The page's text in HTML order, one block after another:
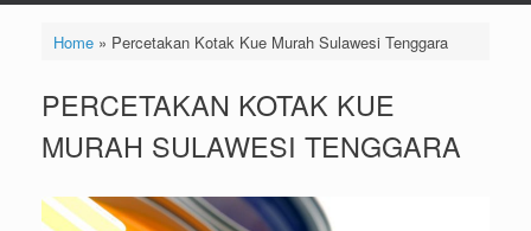
Home» Percetakan Kotak Kue Murah Sulawesi Tenggara
PERCETAKAN KOTAK KUE
MURAH SULAWESI TENGGARA